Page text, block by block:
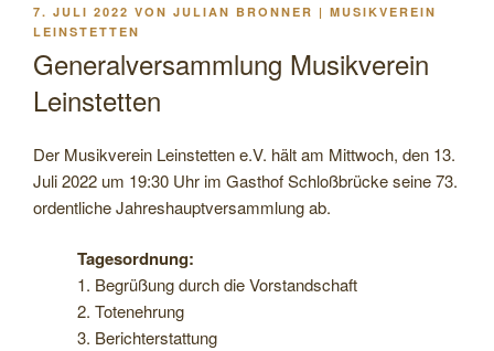
VERÖFFENTLICHT
AM
7. JULI 2022 VON JULIAN BRONNER | MUSIKVEREIN
LEINSTETTEN
Generalversammlung Musikverein
Leinstetten
Der Musikverein Leinstetten e.V. hält am Mittwoch, den 13.
Juli 2022 um 19:30 Uhr im Gasthof Schloßbrücke seine 73.
ordentliche Jahreshauptversammlung ab.
Tagesordnung:
1. Begrüßung durch die Vorstandschaft
2. Totenehrung
3. Berichterstattung